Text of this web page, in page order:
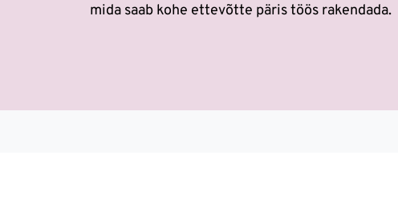
mida saab kohe ettevõtte päris töös rakendada.